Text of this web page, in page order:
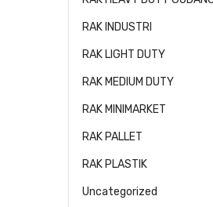
RAK INDUSTRI
RAK LIGHT DUTY
RAK MEDIUM DUTY
RAK MINIMARKET
RAK PALLET
RAK PLASTIK
Uncategorized